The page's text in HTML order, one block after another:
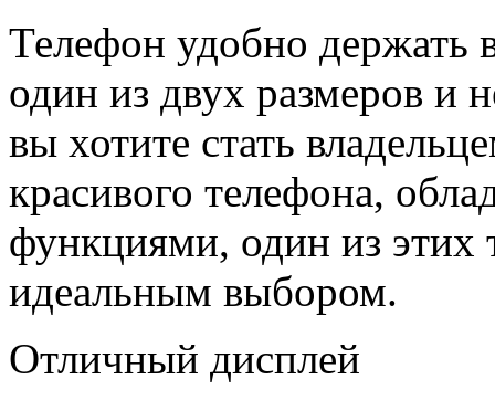
Телефон удобно держать
один из двух размеров и
вы хотите стать
красивого телефона,
функциями, один из этих
идеальным выбором.
Отличный дисплей